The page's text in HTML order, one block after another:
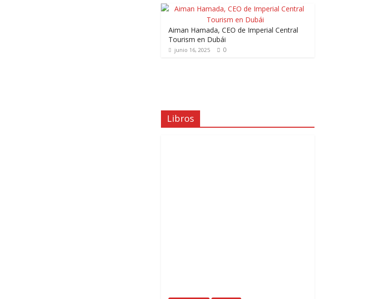
Aiman Hamada, CEO de Imperial Central
Tourism en Dubái
junio 16, 2025 0
Libros